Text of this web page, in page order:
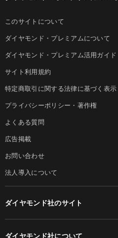
このサイトについて
ダイヤモンド・プレミアムについて
ダイヤモンド・プレミアム活用ガイド
サイト利用規約
特定商取引に関する法律に基づく表示
プライバシーポリシー・著作権
よくある質問
広告掲載
お問い合わせ
法人導入について
ダイヤモンド社のサイト
ダイヤモンド社について